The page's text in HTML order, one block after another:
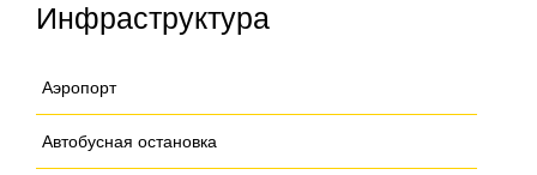
Инфраструктура
Аэропорт
Автобусная остановка